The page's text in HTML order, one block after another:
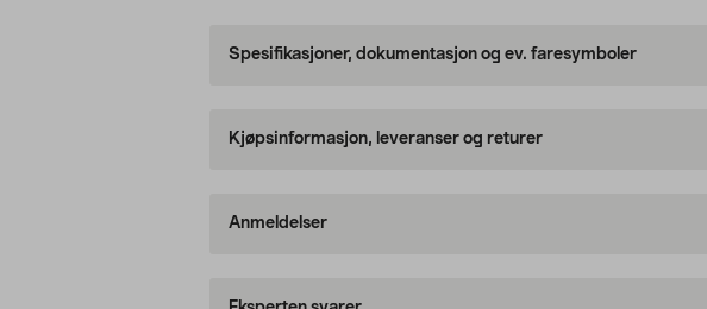
Spesifikasjoner, dokumentasjon og ev. faresymboler
Kjøpsinformasjon, leveranser og returer
Anmeldelser